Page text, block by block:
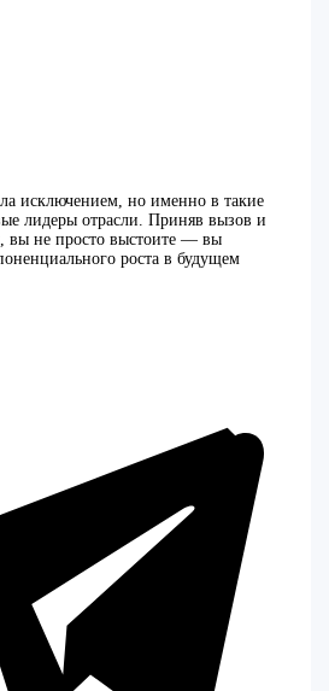
исключением, но именно в такие
лидеры отрасли. Приняв вызов и
вы не просто выстоите — вы
роста в будущем